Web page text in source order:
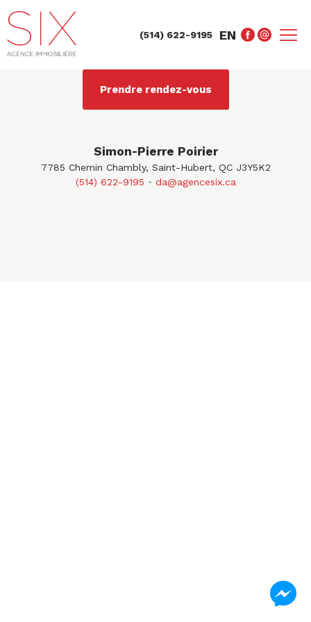
(514) 622-9195 EN
Prendre rendez-vous
Simon-Pierre Poirier
7785 Chemin Chambly, Saint-Hubert, QC J3Y5K2
(514) 622-9195
da@agencesix.ca